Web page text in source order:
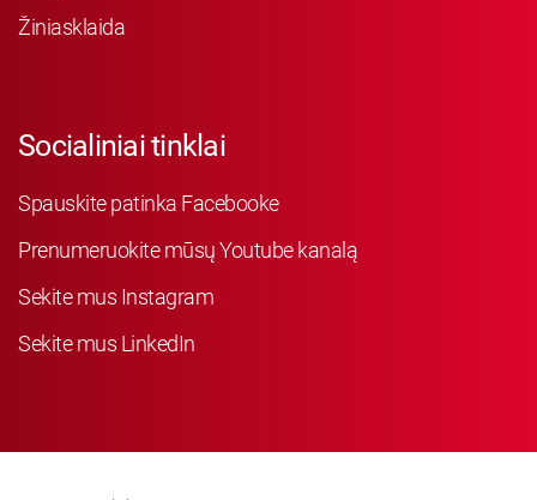
Žiniasklaida
Socialiniai tinklai
Spauskite patinka Facebooke
Prenumeruokite mūsų Youtube kanalą
Sekite mus Instagram
Sekite mus LinkedIn